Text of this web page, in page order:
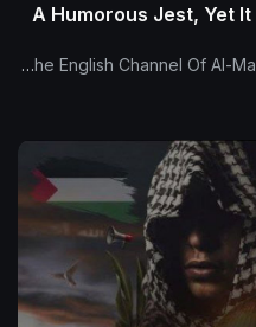
A Humorous Jest, Yet
The English Channel Of Al-Mahdi Nasser Mohammad Al-Yamani